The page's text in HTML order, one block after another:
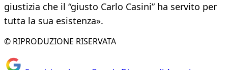
giustizia che il “giusto Carlo Casini” ha servito per
tutta la sua esistenza».
© RIPRODUZIONE RISERVATA